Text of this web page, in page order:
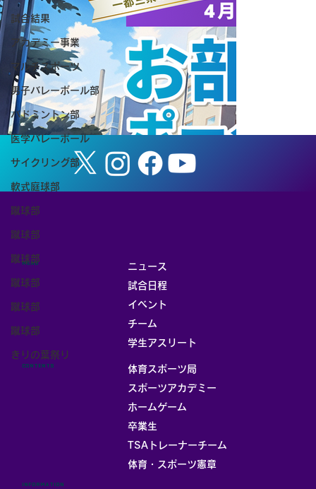
試合結果
アカデミー事業
マルチスポーツ
男子バレーボール部
バドミントン部
医学バレーボール
サイクリング部
軟式庭球部
蹴球部
蹴球部
蹴球部
蹴球部
蹴球部
蹴球部
きりの葉祭り
なでしこクラス5月定例練習会活動報告
ニュース
試合日程
イベント
チーム
学生アスリート
MENU
体育スポーツ局
スポーツアカデミー
ホームゲーム
卒業生
TSAトレーナーチーム
体育・スポーツ憲章
CONTENTS
INFORMATION